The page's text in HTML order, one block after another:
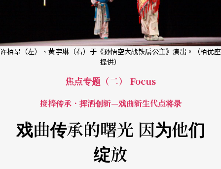
许栢昂（左）、黄宇琳（右）于《孙悟空大战铁扇公主》演出。（栢优座
提供）
焦点专题（二） Focus
接棒传承．挥洒创新—戏曲新生代点将录
戏曲传承的曙光 因为他们
绽放